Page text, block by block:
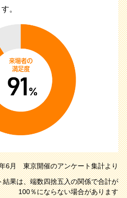
。
6月 東京開催のアンケート集計より
果は、端数四捨五入の関係で合計が
100％にならない場合があります